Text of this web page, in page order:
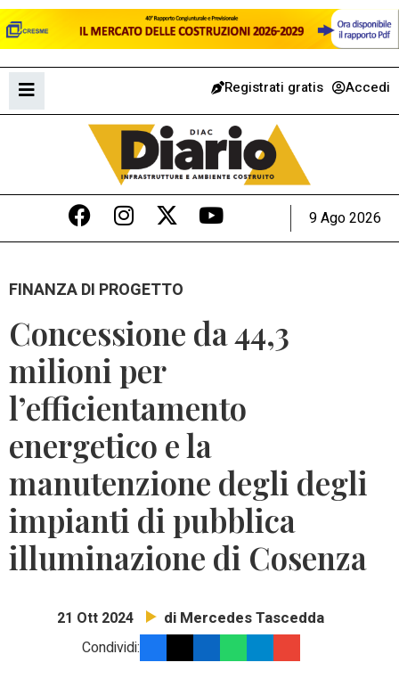
Registrati gratis Accedi
9 Ago 2026
FINANZA DI PROGETTO
Concessione da 44,3
milioni per
l’efficientamento
energetico e la
manutenzione degli degli
impianti di pubblica
illuminazione di Cosenza
21 Ott 2024 di Mercedes Tascedda
Condividi: